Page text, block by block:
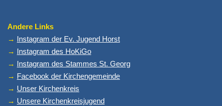
Andere Links
→
Instagram der Ev. Jugend Horst
→
Instagram des HoKiGo
→
Instagram des Stammes St. Georg
→ Facebook der Kirchengemeinde
→ Unser Kirchenkreis
→ Unsere Kirchenkreisjugend